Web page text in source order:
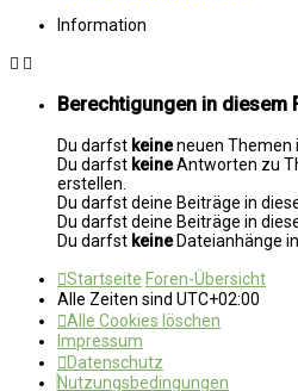
Information
Berechtigungen in diesem
Du darfst keineneuen Themen
Du darfst keineAntworten zu
erstellen.
Du darfst deine Beiträge in
Du darfst deine Beiträge in
Du darfst keineDateianhänge
Startseite Foren-Übersicht
Alle Zeiten sind UTC+02:00
Alle Cookies löschen
Impressum
Datenschutz
Nutzungsbedingungen